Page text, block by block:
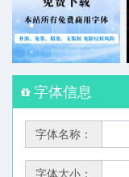
字体信息
字体名称：
字体大小：